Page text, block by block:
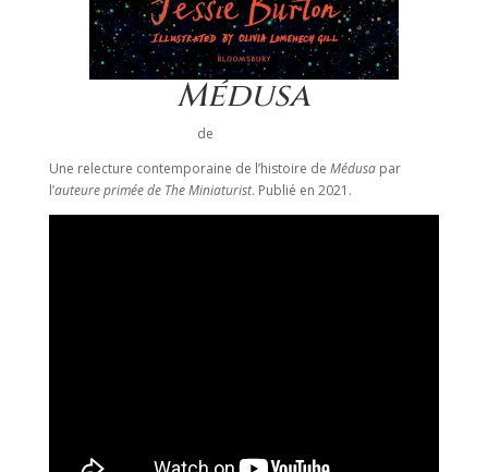
Médusa
de
Une relecture contemporaine de l’histoire de Médusapar
l’auteure primée de The Miniaturist. Publié en 2021.